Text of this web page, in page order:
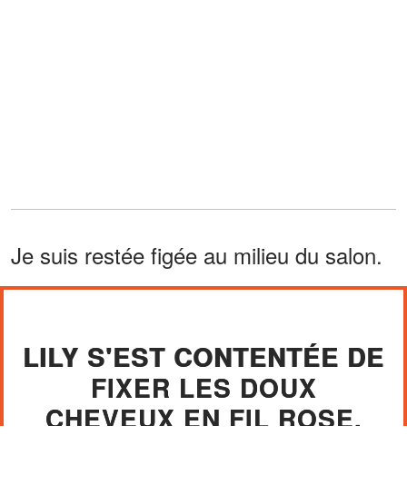
Je suis restée figée au milieu du salon.
LILY S'EST CONTENTÉE DE
FIXER LES DOUX
CHEVEUX EN FIL ROSE.